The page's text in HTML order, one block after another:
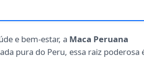
e bem-estar, a Maca Peruana
pura do Peru, essa raiz poderosa